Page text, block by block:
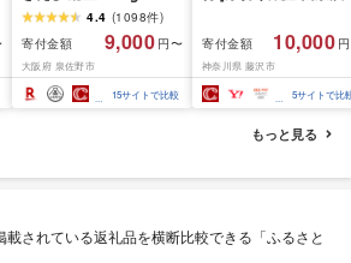
(850g×2P) 特大 5Lサイ
ズ バナメイエビ バラ凍
結 下処理不要 サイズ不
揃い 訳あり
4.4 (1098件)
寄付金額
9,000 円〜
大阪府 泉佐野市
15サイトで比較
約 1,000g (約 100g ×
切) 西京味噌 西京みそ
噌漬け みそ 味噌 鮮魚
介 銀だら 銀ダラ ギン
ラ ぎんだら 鱈 タラ 魚
西京焼き 西京漬 西京
き 冷凍 厳選 鮮魚 漬け
礼品 おかず おつまみ
南 藤沢
寄付金額 10,000
神奈川県 藤沢市
5サイトで比
もっと見る
されている返礼品を横断比較できる「ふるさと